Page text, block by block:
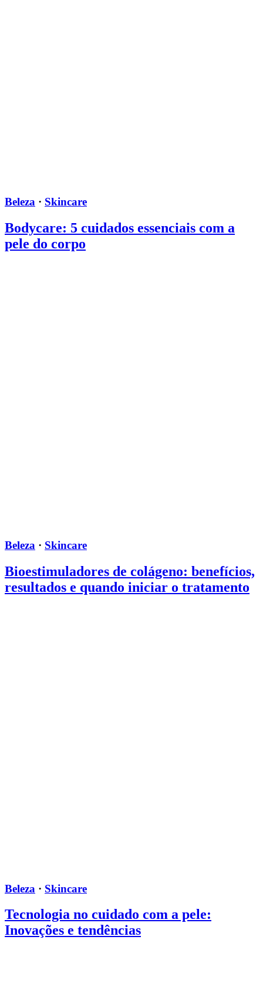
Beleza · Skincare
Bodycare: 5 cuidados essenciais com a
pele do corpo
Beleza · Skincare
Bioestimuladores de colágeno: benefícios,
resultados e quando iniciar o tratamento
Beleza · Skincare
Tecnologia no cuidado com a pele:
Inovações e tendências